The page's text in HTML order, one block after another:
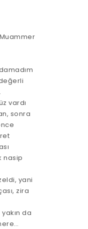
vardı
sonra
nasip
yani
zira
da